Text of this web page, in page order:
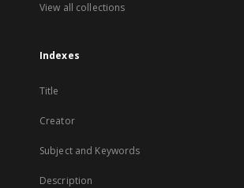
View all collections
Indexes
Title
Creator
Subject and Keywords
Description